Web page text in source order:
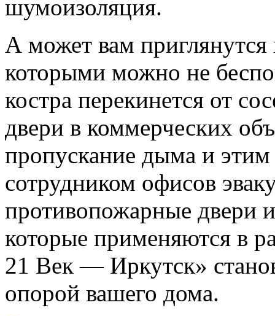
шумоизоляция.
А может вам
которыми можно не
костра перекинется от
двери в коммерческих
пропускание дыма и
сотрудником офисов
противопожарные двери
которые применяются в
21 Век — Иркутск»
опорой вашего дома.